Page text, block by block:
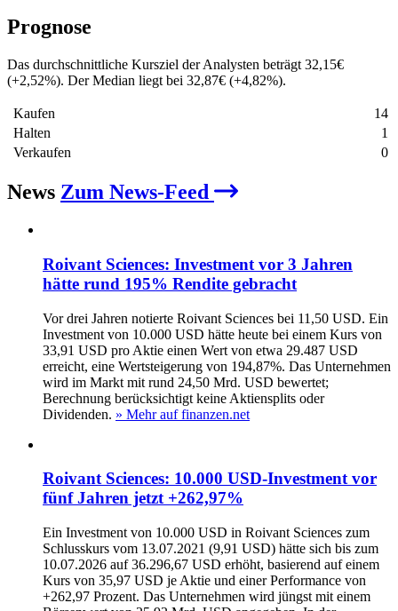
Prognose
Das durchschnittliche Kursziel der Analysten beträgt 32,15€
(+2,52%). Der Median liegt bei 32,87€ (+4,82%).
Kaufen
14
Halten
1
Verkaufen
0
News Zum News-Feed
Roivant Sciences: Investment vor 3 Jahren
hätte rund 195% Rendite gebracht
Vor drei Jahren notierte Roivant Sciences bei 11,50 USD. Ein
Investment von 10.000 USD hätte heute bei einem Kurs von
33,91 USD pro Aktie einen Wert von etwa 29.487 USD
erreicht, eine Wertsteigerung von 194,87%. Das Unternehmen
wird im Markt mit rund 24,50 Mrd. USD bewertet;
Berechnung berücksichtigt keine Aktiensplits oder
Dividenden. » Mehr auf finanzen.net
Roivant Sciences: 10.000 USD-Investment vor
fünf Jahren jetzt +262,97%
Ein Investment von 10.000 USD in Roivant Sciences zum
Schlusskurs vom 13.07.2021 (9,91 USD) hätte sich bis zum
10.07.2026 auf 36.296,67 USD erhöht, basierend auf einem
Kurs von 35,97 USD je Aktie und einer Performance von
+262,97 Prozent. Das Unternehmen wird jüngst mit einem